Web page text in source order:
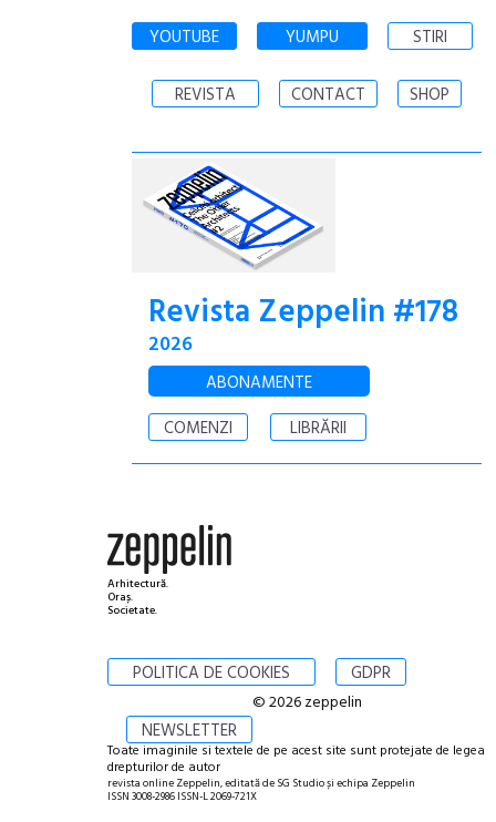
YOUTUBE YUMPU STIRI
REVISTA CONTACT SHOP
Revista Zeppelin #178
2026
ABONAMENTE
COMENZI
LIBRĂRII
Arhitectură.
Oraș.
Societate.
POLITICA DE COOKIES GDPR
NEWSLETTER
© 2026 zeppelin
Toate imaginile si textele de pe acest site sunt protejate de legea
drepturilor de autor
revista online Zeppelin, editată de SG Studio și echipa Zeppelin
ISSN 3008-2986 ISSN-L 2069-721X